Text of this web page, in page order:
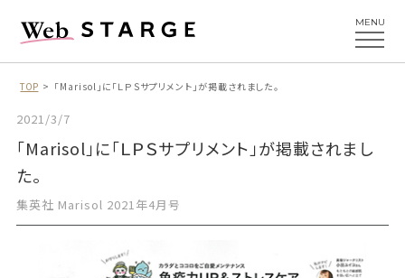
MENU
TOP 「Marisol」に「ＬＰＳサプリメント」が掲載されました。
2021/3/7
「Marisol」に「ＬＰＳサプリメント」が掲載されまし
た。
集英社 Marisol 2021年4月号